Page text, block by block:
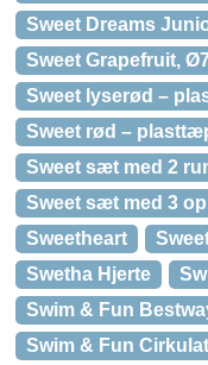
Sweet Dreams
Sweet Grapefruit,
Sweet lyserød –
Sweet rød –
Sweet sæt med 2
Sweet sæt med 3
Sweetheart
Swetha Hjerte
Swim & Fun
Swim & Fun